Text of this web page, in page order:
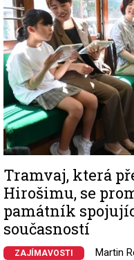
Tramvaj, která
Hirošimu, se
památník
současností
ZAJÍMAVOSTI Martin